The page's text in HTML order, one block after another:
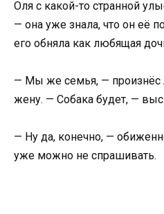
Оля с какой-то странной
— она уже знала, что он её
его обняла как любящая
— Мы же семья, — произнёс
жену. — Собака будет, —
— Ну да, конечно, —
уже можно не спрашивать.